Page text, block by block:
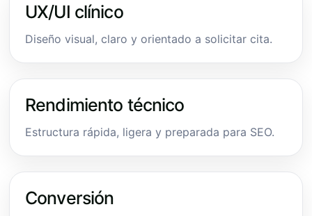
UX/UI clínico
Diseño visual, claro y orientado a solicitar cita.
Rendimiento técnico
Estructura rápida, ligera y preparada para SEO.
Conversión